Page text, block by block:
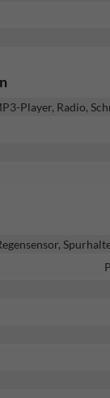
Player, Radio,